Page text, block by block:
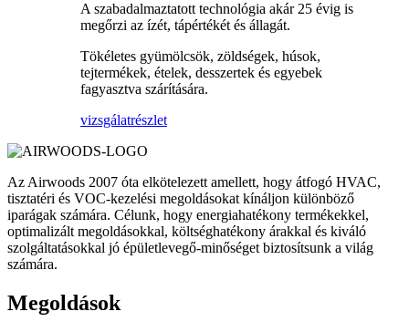
A szabadalmaztatott technológia akár 25 évig is
megőrzi az ízét, tápértékét és állagát.
Tökéletes gyümölcsök, zöldségek, húsok,
tejtermékek, ételek, desszertek és egyebek
fagyasztva szárítására.
vizsgálatrészlet
Az Airwoods 2007 óta elkötelezett amellett, hogy átfogó HVAC,
tisztatéri és VOC-kezelési megoldásokat kínáljon különböző
iparágak számára. Célunk, hogy energiahatékony termékekkel,
optimalizált megoldásokkal, költséghatékony árakkal és kiváló
szolgáltatásokkal jó épületlevegő-minőséget biztosítsunk a világ
számára.
Megoldások